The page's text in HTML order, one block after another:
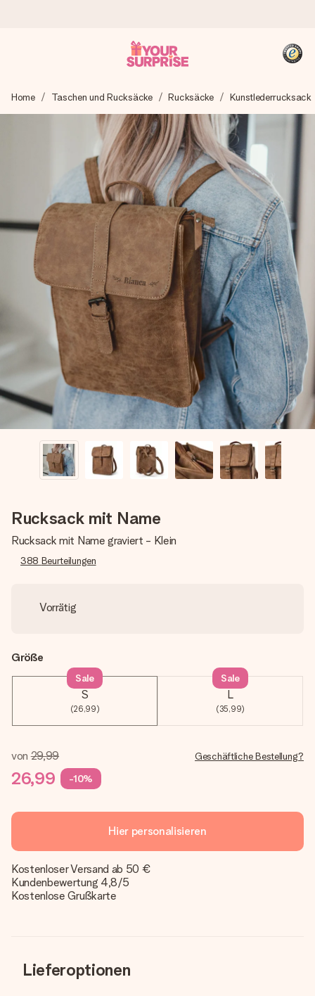
Wir bereiten dein Geschenk sorgfältig vor und schicken es
blitzschnell – damit du es genau zum richtigen Zeitpunkt
überreichen kannst, wenn es am meisten zählt.
4,8 (basierend auf +15.000 Bewertungen)
Unsere Geschenke begeistern. Kunden bewerten uns mit
4,8 bei Google Reviews (Gesamtergebnis aller Länder, in
die wir versenden).
+49 39292 929695
Montag - Freitag : 8:30 - 17:00 Uhr
Samstag - Sonntag : 8:30 - 13:00 Uhr
Home Taschen und Rucksäcke Rucksäcke Kunstlederrucksack
Rucksack mit Name
Rucksack mit Name graviert - Klein
388 Beurteilungen
Vorrätig
Größe
S
(26,99)
Sale
L
(35,99)
Sale
von 29,99
26,99 -10%
Geschäftliche Bestellung?
Hier personalisieren
Kostenloser Versand ab 50 €
Kundenbewertung 4,8/5
Kostenlose Grußkarte
Lieferoptionen